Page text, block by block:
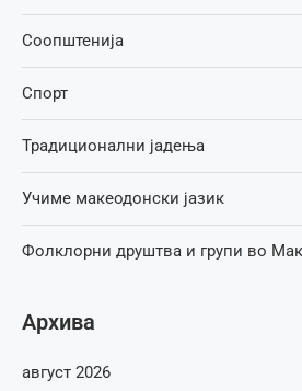
Соопштенија
Спорт
Традиционални јадења
Учиме макеодонски јазик
Фолклорни друштва и групи во
Архива
август 2026